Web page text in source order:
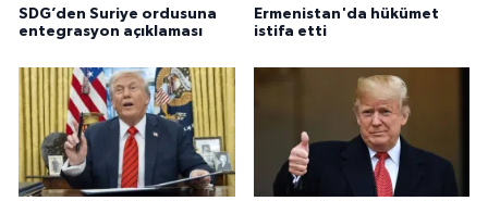
SDG’den Suriye ordusuna
entegrasyon açıklaması
Ermenistan'da hükümet
istifa etti